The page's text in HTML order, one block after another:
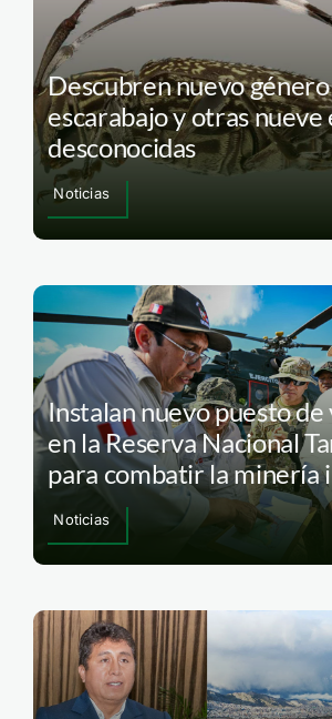
Descubren nuevo
escarabajo y otras nueve
desconocidas
Noticias
Instalan nuevo puesto de
en la Reserva Nacional
para combatir la minería
Noticias